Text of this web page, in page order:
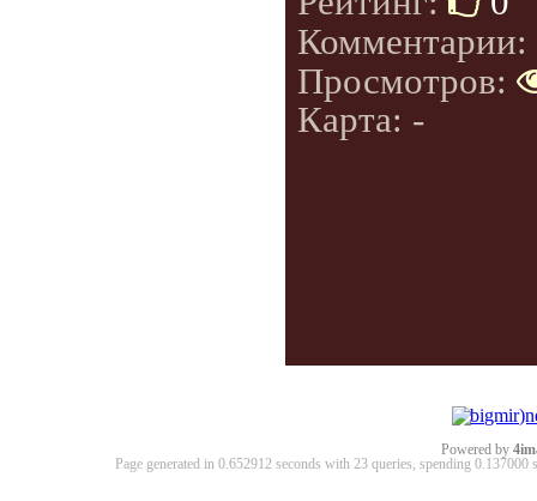
Комментарии:
Просмотров:
Карта: -
Powered by
Page generated in 0.652912 seconds with 23 queries, spending